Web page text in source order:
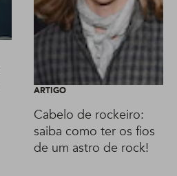
ARTIGO
Cabelo de rockeiro:
saiba como ter os fios
de um astro de rock!